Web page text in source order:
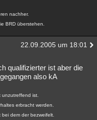
nachher.
BRD überstehen.
22.09.2005 um 18:01
qualifizierter ist aber die
also kA
ist.
erbracht werden.
dem der bezweifelt.